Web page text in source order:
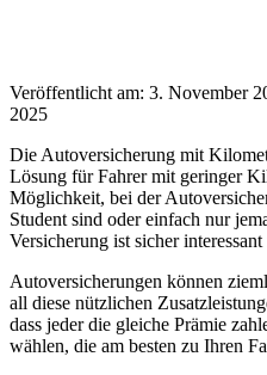
Veröffentlicht am: 3. November
2025
Die Autoversicherung mit
Lösung für Fahrer mit geringer
Möglichkeit, bei der
Student sind oder einfach nur
Versicherung ist sicher
Autoversicherungen können
all diese nützlichen
dass jeder die gleiche Prämie
wählen, die am besten zu Ihren